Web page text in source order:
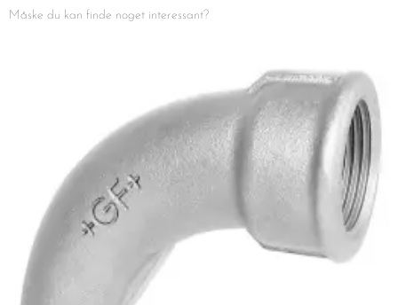
Måske du kan finde noget interessant?